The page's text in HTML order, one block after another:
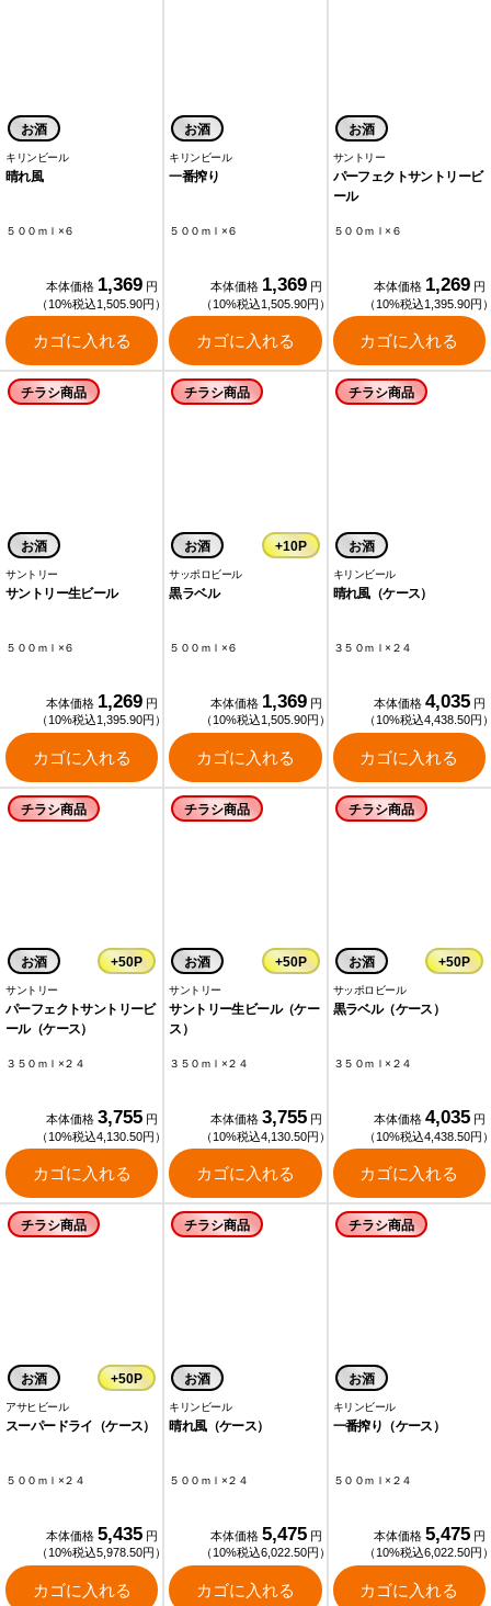
お酒
キリンビール
晴れ風
５００ｍｌ×６
本体価格 1,369 円
（10%税込1,505.90円）
カゴに入れる
お酒
キリンビール
一番搾り
５００ｍｌ×６
本体価格 1,369 円
（10%税込1,505.90円）
カゴに入れる
お酒
サントリー
パーフェクトサントリービ
ール
５００ｍｌ×６
本体価格 1,269 円
（10%税込1,395.90円
カゴに入れる
チラシ商品
お酒
サントリー
サントリー生ビール
５００ｍｌ×６
本体価格 1,269 円
（10%税込1,395.90円）
カゴに入れる
チラシ商品
お酒 +10P
サッポロビール
黒ラベル
５００ｍｌ×６
本体価格 1,369 円
（10%税込1,505.90円）
カゴに入れる
チラシ商品
お酒
キリンビール
晴れ風（ケース）
３５０ｍｌ×２４
本体価格 4,035 円
（10%税込4,438.50円
カゴに入れる
チラシ商品
お酒 +50P
サントリー
パーフェクトサントリービ
ール（ケース）
３５０ｍｌ×２４
本体価格 3,755 円
（10%税込4,130.50円）
カゴに入れる
チラシ商品
お酒 +50P
サントリー
サントリー生ビール（ケー
ス）
３５０ｍｌ×２４
本体価格 3,755 円
（10%税込4,130.50円）
カゴに入れる
チラシ商品
お酒 +50P
サッポロビール
黒ラベル（ケース）
３５０ｍｌ×２４
本体価格 4,035 円
（10%税込4,438.50円
カゴに入れる
チラシ商品
お酒 +50P
アサヒビール
スーパードライ（ケース）
５００ｍｌ×２４
本体価格 5,435 円
（10%税込5,978.50円）
カゴに入れる
チラシ商品
お酒
キリンビール
晴れ風（ケース）
５００ｍｌ×２４
本体価格 5,475 円
（10%税込6,022.50円）
カゴに入れる
チラシ商品
お酒
キリンビール
一番搾り（ケース）
５００ｍｌ×２４
本体価格 5,475 円
（10%税込6,022.50円
カゴに入れる